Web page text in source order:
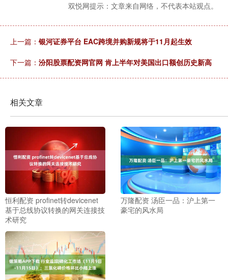
双悦网提示：文章来自网络，不代表本站观点。
上一篇： 银河证券平台 EAC跨境并购新规将于11月起生效
下一篇： 汾阳股票配资网官网 肯上半年对美国出口额创历史新高
相关文章
恒利配资 profinet转devicenet
基于总线协议转换的网关连接技
术研究
万隆配资 汤臣一品：沪上第一
豪宅的风水局